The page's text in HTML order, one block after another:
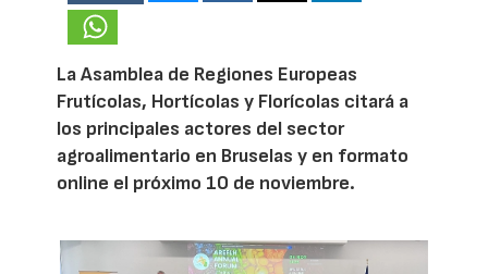
La Asamblea de Regiones Europeas
Frutícolas, Hortícolas y Florícolas citará a
los principales actores del sector
agroalimentario en Bruselas y en formato
online el próximo 10 de noviembre.